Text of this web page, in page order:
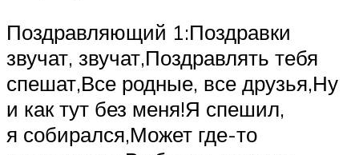
Поздравляющий 1:Поздравки
звучат, звучат,Поздравлять тебя
спешат,Все родные, все друзья,Ну
и как тут без меня!Я спешил,
я собирался,Может где-то